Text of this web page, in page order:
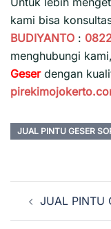
kami bisa
BUDIYANTO :
menghubungi
Geser dengan
JUAL PINTU GESER
Navigasi
Tulisan
JUAL PINTU